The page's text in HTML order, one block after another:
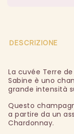
DESCRIZIONE
La cuvée Terre
Sabine è uno
grande intensità
Questo
a partire da un
Chardonnay.